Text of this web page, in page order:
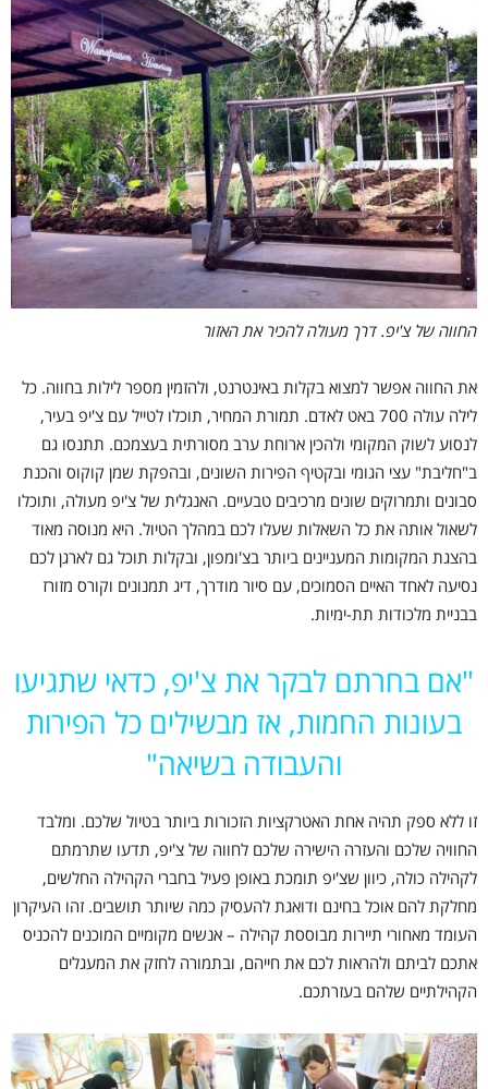
החווה של צ'יפ. דרך מעולה להכיר את האזור
את החווה אפשר למצוא בקלות באינטרנט, ולהזמין מספר לילות בחווה. כל
לילה עולה 700 באט לאדם.
תמורת המחיר, תוכלו לטייל עם צ'יפ בעיר,
לנסוע לשוק המקומי ולהכין ארוחת ערב מסורתית בעצמכם. תתנסו גם
ב"חליבת" עצי הגומי ובקטיף הפירות השונים, ובהפקת שמן קוקוס והכנת
סבונים ותמרוקים שונים מרכיבים טבעיים. האנגלית של צ'יפ מעולה, ותוכלו
לשאול אותה את כל השאלות שעלו לכם במהלך הטיול. היא מנוסה מאוד
בהצגת המקומות המעניינים ביותר בצ'ומפון, ובקלות תוכל גם לארגן לכם
נסיעה לאחד האיים הסמוכים, עם סיור מודרך, דיג תמנונים וקורס מזורז
בבניית מלכודות תת-ימיות.
"אם בחרתם לבקר את צ'יפ, כדאי שתגיעו
בעונות החמות, אז מבשילים כל הפירות
והעבודה בשיאה"
זו ללא ספק תהיה אחת האטרקציות הזכורות ביותר בטיול שלכם. ומלבד
החוויה שלכם והעזרה הישירה שלכם לחווה של צ'יפ, תדעו שתרמתם
לקהילה כולה, כיוון שצ'יפ תומכת באופן פעיל בחברי הקהילה החלשים,
מחלקת להם אוכל בחינם ודואגת להעסיק כמה שיותר תושבים. זהו העיקרון
העומד מאחורי תיירות מבוססת קהילה – אנשים מקומיים המוכנים להכניס
אתכם לביתם ולהראות לכם את חייהם, ובתמורה לחזק את המעגלים
הקהילתיים שלהם בעזרתכם.